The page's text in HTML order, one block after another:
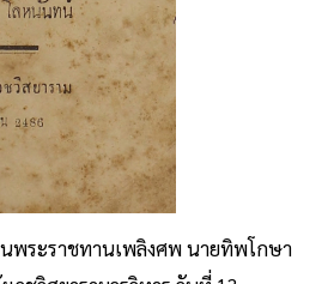
นพระราชทานเพลิงศพ นายทิพโกษา